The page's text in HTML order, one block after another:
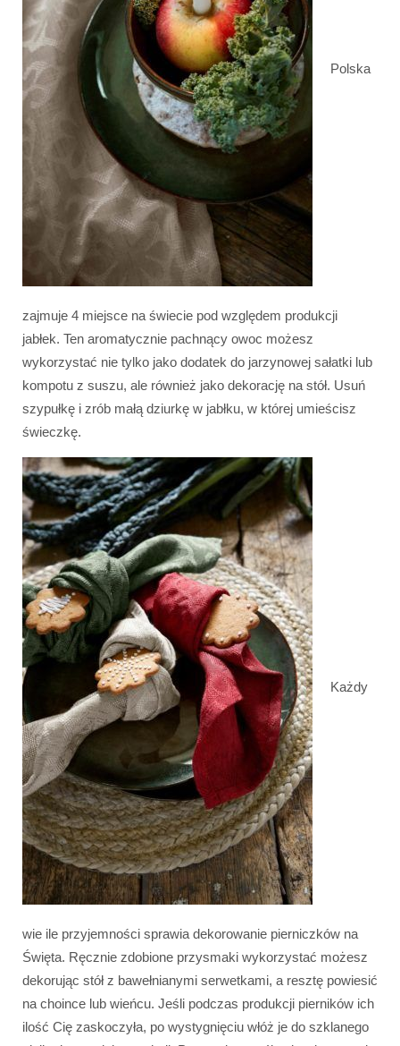
Polska
zajmuje 4 miejsce na świecie pod względem produkcji
jabłek. Ten aromatycznie pachnący owoc możesz
wykorzystać nie tylko jako dodatek do jarzynowej sałatki lub
kompotu z suszu, ale również jako dekorację na stół. Usuń
szypułkę i zrób małą dziurkę w jabłku, w której umieścisz
świeczkę.
Każdy
wie ile przyjemności sprawia dekorowanie pierniczków na
Święta. Ręcznie zdobione przysmaki wykorzystać możesz
dekorując stół z bawełnianymi serwetkami, a resztę powiesić
na choince lub wieńcu. Jeśli podczas produkcji pierników ich
ilość Cię zaskoczyła, po wystygnięciu włóż je do szklanego